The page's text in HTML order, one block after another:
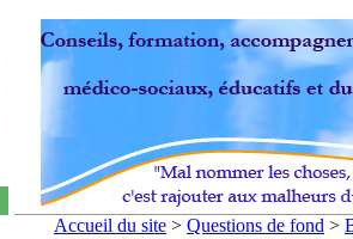
Accueil du site > Questions de fond >